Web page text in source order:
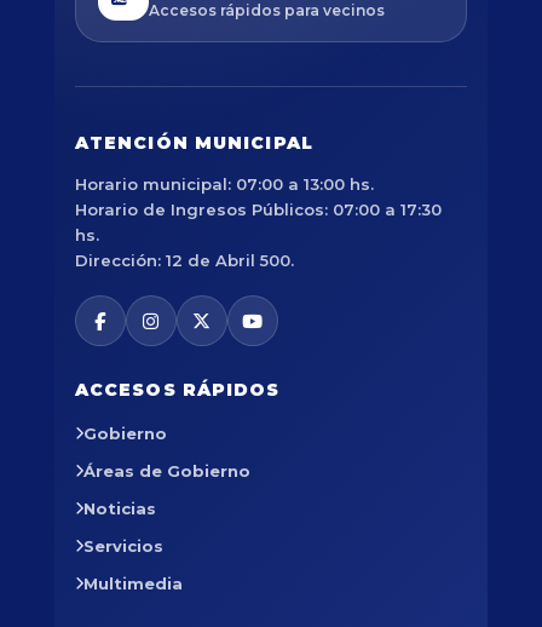
Accesos rápidos para vecinos
ATENCIÓN MUNICIPAL
Horario municipal: 07:00 a 13:00 hs.
Horario de Ingresos Públicos: 07:00 a 17:30
hs.
Dirección: 12 de Abril 500.
ACCESOS RÁPIDOS
Gobierno
Áreas de Gobierno
Noticias
Servicios
Multimedia